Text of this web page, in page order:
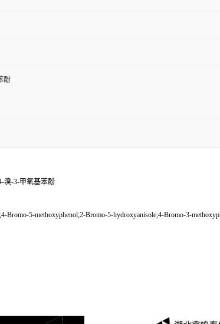
酚
溴-3-甲氧基苯酚
5-methoxyphenol;2-Bromo-5-hydroxyanisole;4-Bromo-3-